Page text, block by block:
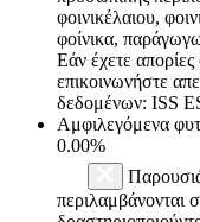
φοινικέλαιου,
φοίνικα,
Εάν έχετε απορίες
επικοινωνήστε
δεδομένων: ISS
Αμφιλεγόμενα
0.00%
περιλαμβάνονται